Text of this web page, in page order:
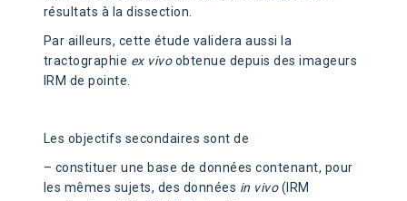
résultats à la dissection.
Par ailleurs, cette étude validera aussi la
tractographie ex vivoobtenue depuis des imageurs
IRM de pointe.
Les objectifs secondaires sont de
– constituer une base de données contenant, pour
les mêmes sujets, des données in vivo(IRM